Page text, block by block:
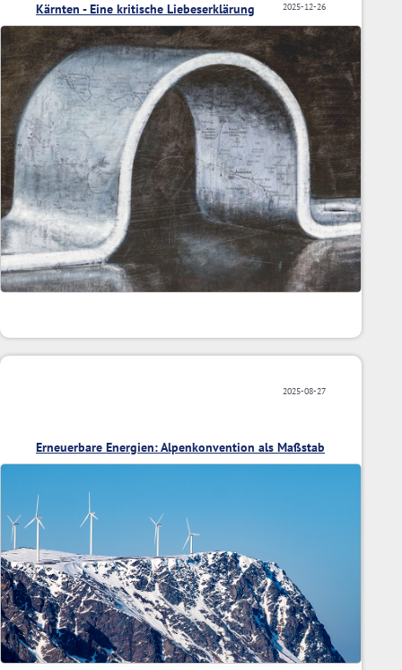
2025-12-26
Kärnten - Eine kritische Liebeserklärung
2025-08-27
Erneuerbare Energien: Alpenkonvention als Maßstab